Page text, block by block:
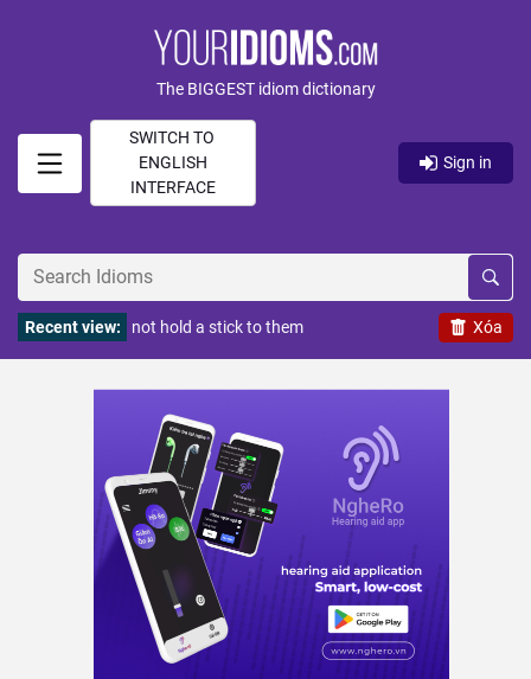
The BIGGEST idiom dictionary
SWITCH TO
ENGLISH
INTERFACE
Sign in
Xóa
Recent view: not hold a stick to them